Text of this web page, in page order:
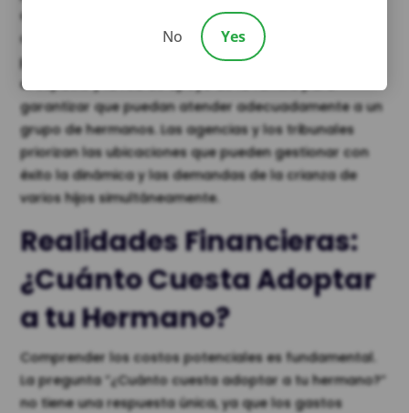
desarrollo y financieras de varios niños, posiblemente
de diferentes edades y con historias únicas. El
proceso de estudio del hogar evaluará los recursos,
el espacio y la red de apoyo de la familia para
garantizar que puedan atender adecuadamente a un
grupo de hermanos. Las agencias y los tribunales
priorizan las ubicaciones que pueden gestionar con
éxito la dinámica y las demandas de la crianza de
varios hijos simultáneamente.
Realidades Financieras:
¿Cuánto Cuesta Adoptar
a tu Hermano?
Comprender los costos potenciales es fundamental.
La pregunta “¿Cuánto cuesta adoptar a tu hermano?”
no tiene una respuesta única, ya que los gastos
No Yes